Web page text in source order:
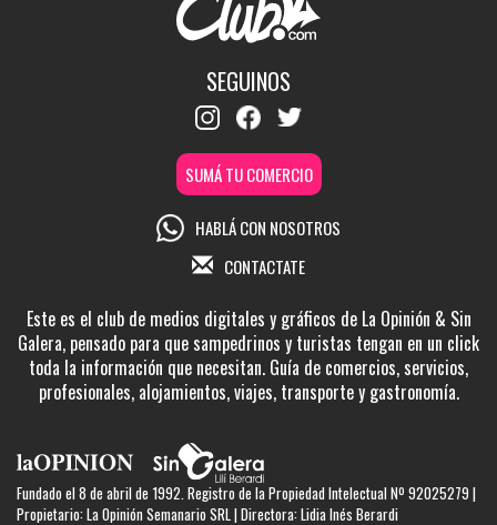
SEGUINOS
SUMÁ TU COMERCIO
HABLÁ CON NOSOTROS
CONTACTATE
Este es el club de medios digitales y gráficos de La Opinión & Sin
Galera, pensado para que sampedrinos y turistas tengan en un click
toda la información que necesitan. Guía de comercios, servicios,
profesionales, alojamientos, viajes, transporte y gastronomía.
Fundado el 8 de abril de 1992. Registro de la Propiedad Intelectual Nº 92025279 |
Propietario: La Opinión Semanario SRL | Directora: Lidia Inés Berardi